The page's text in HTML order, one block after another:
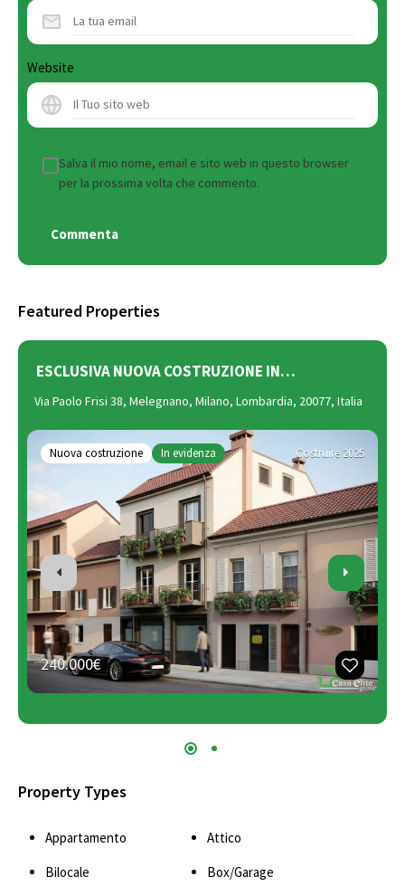
Website
Salva il mio nome, email e sito web in questo browser
per la prossima volta che commento.
Featured Properties
ESCLUSIVA NUOVA COSTRUZIONE IN…
Via Paolo Frisi 38, Melegnano, Milano, Lombardia, 20077, Italia
Nuova costruzione In evidenza Costruire 2025
240.000€
Property Types
Appartamento
Attico
Bilocale
Box/Garage